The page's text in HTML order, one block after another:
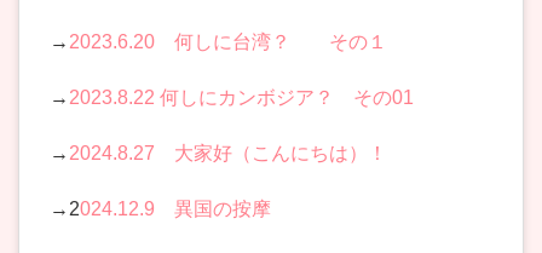
→ 2023.6.20 何しに台湾？ その１
→ 2023.8.22 何しにカンボジア？ その01
→ 2024.8.27 大家好（こんにちは）！
→2024.12.9 異国の按摩